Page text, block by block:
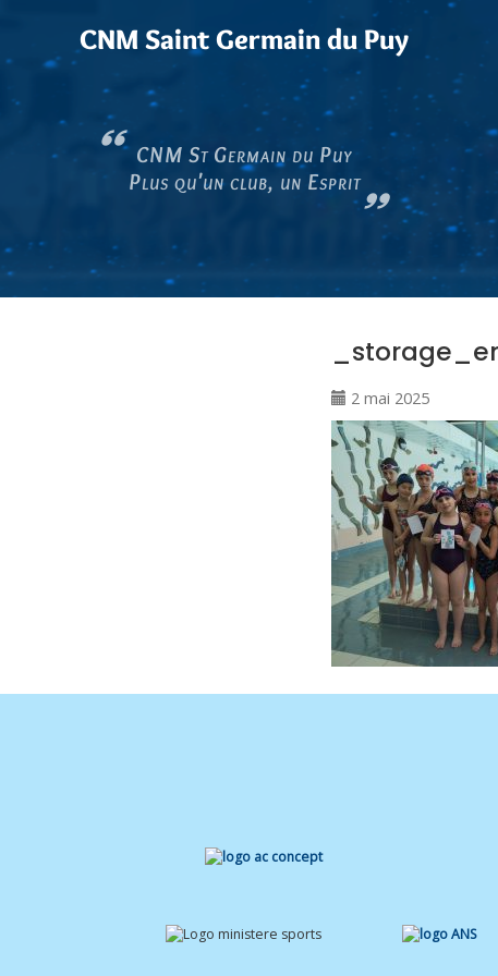
CNM Saint Germain du Puy
CNM St Germain du Puy
Plus qu'un club, un Esprit
2 mai 2025